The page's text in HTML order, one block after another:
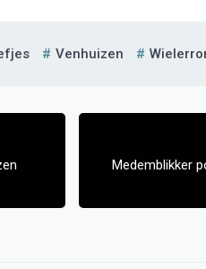
Venhuizen
Medemblikker